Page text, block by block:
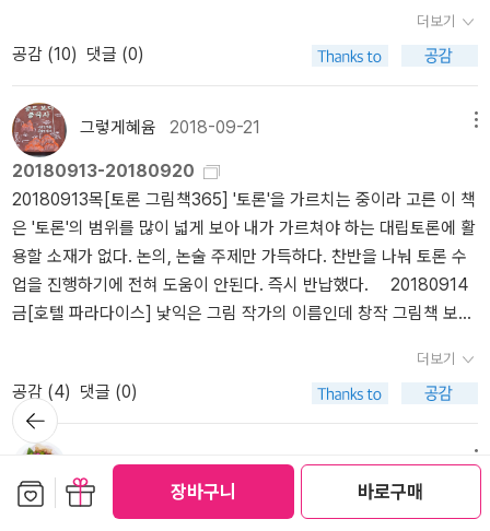
장바구니 바로구매
구하는 그 태도가 필요하다고 본 것이죠. 이것이 히가시노 게이고가
코르테시아도 호텔에서 한바탕 치뤄진 가면무도회를 통해 궁극적으
드 호텔'은 미스터리적으로도 좋았지만 현대가 만들어내는 비극의 원
인에 대해서 생각하고 그것을 극복할만한 대안을 현대인이라면 누구
나 쓸 수 밖에 없는 '가면'이라는 것을 통해서 제대로 풀어나갔다는 점
에서 더욱 좋았던 작품이었습니다. 더구나 미스터리와 주제의 깊이를
동시에 추구할 경우 대부분 하나를 소홀히 하게 되거나 따로 놀기 마
련인데 이 소설은 그러지 않고 미스터리 자체가 천착하고 있는 주제
와 유기적으로 잘 맞물려 있을 뿐만 아니라 그 주제를 보다 명확히 하
고 깊이있게 만드는데 확실히 기여하고 있다는 점에서 더욱 만족스러
함을 조금쯤은 지울 수 있었던 작품이기도 했습니다. 아무튼 그동안
히가시노 게이고의 작품에서 별로 만족을 못 느꼈던 분들에게는 오랜
만에 다시금 '역시 히가시노 게이고!'라 외칠 수 있도록 할만한 작품인
것 같네요. 팬이 아니시더라도 미스터리가 천착하고 있는 주제와 어
떻게 엮이어야 하는가를 제대로 보여주는 작품이니만큼 보다 깊이 있
는 미스터리를 원하신다면 추천드리고 싶습니다.
이유가 있는 법이다.그 외 게이고의 소설만 읽을 순 없으니 — 게이고
월드에 갇힐 순 없다! — 다른 작가도 몇몇 읽는 중. 나카야마 시치
품. 시치리도 은근 작품이 많다.이마무라 마사히로 <마안갑의 살인>
본격 밀실 살인사건이고 평이 무척 좋아서 기대했는데 도통 감흥
이 없...... 만성피로에 눈도 침침한 요즘이지만 유난히 글줄도 머리
에 안 들어와 일단 접었다. 시차를 두고 다시 읽어 봐야겠다(고 생각
은 하지만 과연). 사실 내 (늙은이) 감성과 맞지 않는 부분이 큰 거 같
다... 난 홈즈나 푸와로 세대였어... (그리고 게이고...)그나저나 일
본 추리 소설은 ㅇㅇ갑, ㅇㅇ관 시리즈가 너무 많다. 길리언 플린 <나
를 찾아줘>내가 이 책을 갖고 있었다니 헛웃음 나네. 빌려 읽었는
데. 영화의 명성에 힘입어 샀다가 어딘가 두고 잊어버린 듯. 발이 달려
서 사라졌다 (에이미처럼) 돌아온 게 아니라면 말이다. 장서가 중 종
종 같은 책을 또 사는 경우가 있다고 하지 않는가. 책이 워낙 많으니
까 까먹는 것도 당연하다. 근데 내가요? 이런. 얼마나 정신머리 없
이 사는 것인지(그나마 대여해서 읽은 게 다행).각설하고, 추리/스릴
러 소설 찾다 퍼뜩 생각난 게 이 책이라 대.여.해.서. 읽었는데 초반부
가 고비였다. 닉 파트는 그럭저럭 했다. 근데 에이미의 일기는 재미
인범을 쫓는 이야기이다. 『매스커레이드 호텔』은 게이고의 작가생활
25주년 특별기념작품이기도 하다. “어떤 일로 인간이 상처를 입는
지 타인으로서는 알 수 없는 것이다.”(50p) 보통 상처란 것은 주는
사람은 잘 인지하지 못하고 받는 사람은 강렬하게 인지하여 가슴에
남는 셈이다. ‘누군가 사소한 일로 원한을 품는 일이 있어도 그 원한
을 받는 쪽에서는 별로 마음에 담아두지 않고 있더구나. 기록해두는
일 따위는 없다는 점을 냉정하게 계산했더라면 이번 사건처럼 번거롭
기 짝이 없는 계획을 세우지도 않았을 거야.’(493p) 『매스커레이드
호텔』에서는 연쇄살인사건이 3건 발생했고, 그 4번째 살인사건예정
지가 바로 코르테시아도쿄 호텔이었다. 『매스커레이드 나이트』에서
는 본격적인 가면무도회를 소재로 하는데, 범인은 이 가면무도회, 매
스커레이드 나이트의 축제 가운데 살인사건을 계획하고 제보한다.
어페어(불륜행위)라면, 즉 상대 남자분이 유부남이라서 나카네 미도
리 씨가 낮시간에는 호텔에서 혼자 지내야 하는 상황이라면 나도 이
번 작전이 잘 풀릴 거라고 생각해요. 하지만 그런 것이 아니라 단지 혼
자서 부부인 척 연기하고 있는 거라면 일이 상당히 어려워질 수 있어
요. 왜냐면 디너를 매번 2인분씩 주문했잖아요. 어떻게든 남편이 함
아직 내가 계획이 잘 안서서 이번엔 일단 읽고 시작한다. 교육이란 의
도된 목적이 있어야 한다고 생각하지만 가끔은 '에라 모르겠다.'의 정
신도 의미가 있다. 같이 공감하며 읽게 된다는 점이 이번엔 적용된다.
그래도 빨리 계획을 세워야겠다. 애들은 원하지 않겠지만. 그러고 보
니 애들이 많이 하는 말 중에 하나가 '그냥 쉬세요.'다. 귀여운 녀석들^
^ 20180922토 추석 연휴, 누가 休래? 추석 '특별 근무'지! 책 읽을
겨를이 있겠느냐만 어쩔 수 없는 습관으로 2권의 책을 챙겨 넣었다.
재미가 보장된 추리 소설들로. 이번엔 시댁 근처에서 1박을 하고 갈
터라 이 책들을 읽을 가능성은 그 어느 때보다 높기도 했다만 단숨에
다 읽어버릴 줄이야! 밤에 식구들이 다 잠들고 난 후 맥주 한 캔과 함
께 읽어내려가다 중도에 도저히 접을 수 없어 끝까지 다 읽어냈다. 내
기 교육 방법 연수를 한다기에 덥썩 신청을 하곤 이내 깨닫는다. 아,
내가 이 작가의 글을 읽은 적이 없구나! 고작 오은 시인이 SNS에 작
가와 함께 찍은 사진을 보았을 뿐이다. 그 상태로 가면 안 될 것 같아
장바구니에 담는다. 특별 근무 짬에. 이내 다시 근무 태세로 돌아가서
차마 구입은 못했다. 나의 특근의 대가로 내 휴대폰은 아기가 '헬로 카
더보기
공감 (10) 댓글 (0)
그렇게혜윰 2018-09-21
20180913-20180920
20180913목[토론 그림책365] '토론'을 가르치는 중이라 고른 이 책
은 '토론'의 범위를 많이 넓게 보아 내가 가르쳐야 하는 대립토론에 활
용할 소재가 없다. 논의, 논술 주제만 가득하다. 찬반을 나눠 토론 수
업을 진행하기에 전혀 도움이 안된다. 즉시 반납했다. 20180914
금[호텔 파라다이스] 낯익은 그림 작가의 이름인데 창작 그림책 보단
온 것이다.여행을 한다는 건 어떤 의미일까/ 보고 싶은 것만 보는 것?
그건 아닐 것이다. 그곳의 삶을 받아들이는 과정임을 나타내는 그림
들이다. 색연필의 질감이 따스하고 그것이 닿는 마지막 선까지 공이
잔뜩 들어간 그림이다. 이런 그림을 그릴 수 있다면 참 좋을텐데....이
벤트 선물로 고른 책인데 참 자~알 골랐다!20180915토[와글와글 만
화 한국사 대탐험2] 요즘 5학년 아이들에게 한국사를 가르친다. 아주
더보기
공감 (4) 댓글 (0)
서니데이2018-09-19
알라딘 이웃 **님께서 보내주신 좋은 선물에 감사드립니다.
뒤로가
기